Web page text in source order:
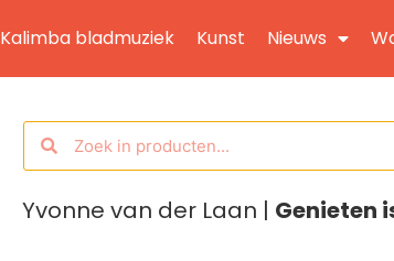
Kalimba bladmuziek Kunst Nieuws
Yvonne van der Laan | Genieten